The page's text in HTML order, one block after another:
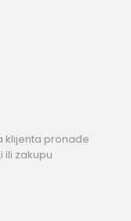
klijenta pronađe
ili zakupu